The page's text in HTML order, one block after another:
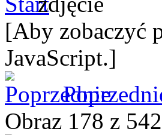
[Aby zobaczyć
JavaScript.]
Obraz 178 z 542